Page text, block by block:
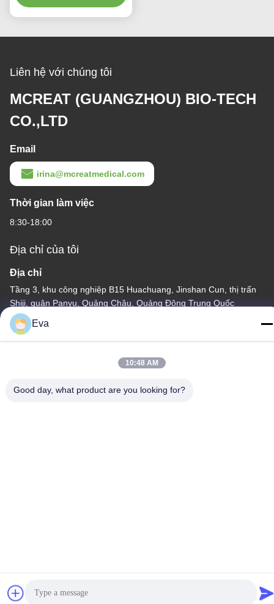
Liên hệ với chúng tôi
MCREAT (GUANGZHOU) BIO-TECH
CO.,LTD
Email
irina@mcreatmedical.com
Thời gian làm việc
8:30-18:00
Địa chỉ của tôi
Địa chỉ
Tầng 3, khu công nghiệp B15 Huachuang, Jinshan Cun, thị trấn
Shiji, quận Panyu, Quảng Châu, Quảng Đông Trung Quốc
Điện thoại
86-020-3156-0583
Eva
10:48 AM
Good day, what product are you looking for?